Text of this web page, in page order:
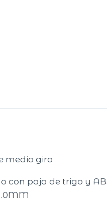
medio giro
con paja de trigo y